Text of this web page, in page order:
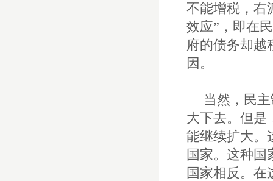
不能增税，右
效应”，即在
府的债务却越
因。
当然，民
大下去。但是
能继续扩大。
国家。这种国
国家相反。在